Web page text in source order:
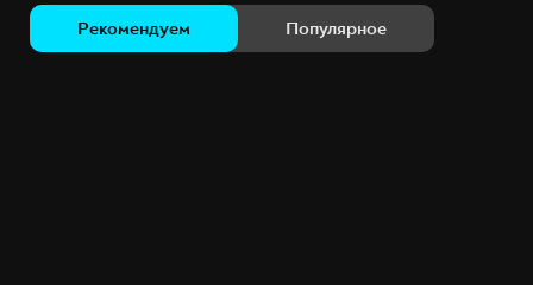
Рекомендуем Популярное